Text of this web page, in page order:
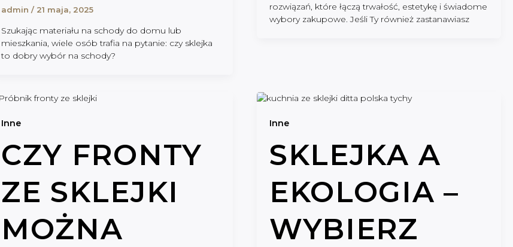
admin / 21 maja, 2025
Szukając materiału na schody do domu lub
mieszkania, wiele osób trafia na pytanie: czy sklejka
to dobry wybór na schody?
rozwiązań, które łączą trwałość, estetykę i świadome
wybory zakupowe. Jeśli Ty również zastanawiasz
Inne
CZY FRONTY
ZE SKLEJKI
MOŻNA
Inne
SKLEJKA A
EKOLOGIA –
WYBIERZ